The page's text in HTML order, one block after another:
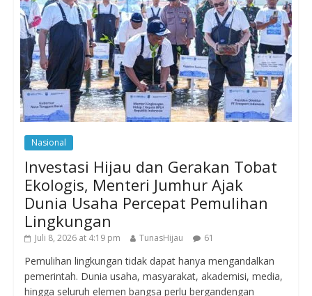
Nasional
Investasi Hijau dan Gerakan Tobat
Ekologis, Menteri Jumhur Ajak
Dunia Usaha Percepat Pemulihan
Lingkungan
Juli 8, 2026 at 4:19 pm TunasHijau 61
Pemulihan lingkungan tidak dapat hanya mengandalkan
pemerintah. Dunia usaha, masyarakat, akademisi, media,
hingga seluruh elemen bangsa perlu bergandengan